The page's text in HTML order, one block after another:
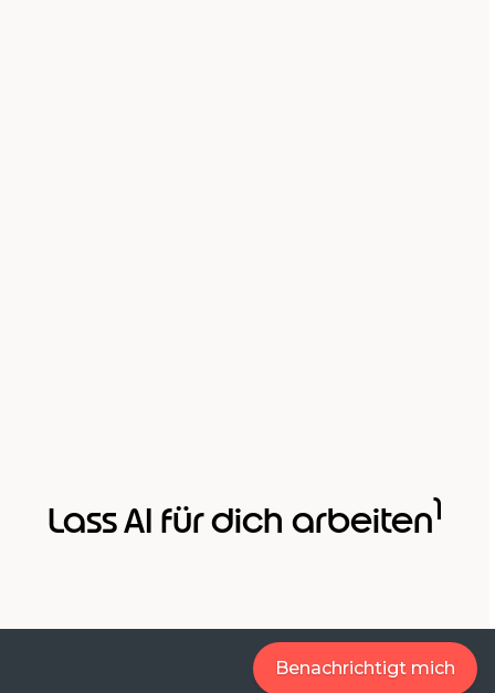
Benachrichtigt mich
Lass AI für dich arbeiten1